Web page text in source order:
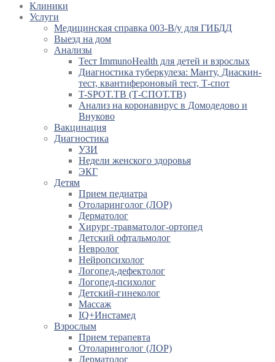
Клиники
Услуги
Медицинская справка 003-В/у для ГИБДД
Выезд на дом
Анализы
Тест ImmunoHealth для детей и взрослых
Диагностика туберкулеза: Манту, Диаскин-
тест, квантифероновый тест, Т-спот
T-SPOT.TB (Т-СПОТ.ТВ)
Анализ на коронавирус в Домодедово и
Внуково
Вакцинация
Диагностика
УЗИ
Недели женского здоровья
ЭКГ
Детям
Прием педиатра
Отоларинголог (ЛОР)
Дерматолог
Хирург-травматолог-ортопед
Детский офтальмолог
Невролог
Нейропсихолог
Логопед-дефектолог
Логопед-психолог
Детский-гинеколог
Массаж
IQ+Инстамед
Взрослым
Прием терапевта
Отоларинголог (ЛОР)
Дерматолог